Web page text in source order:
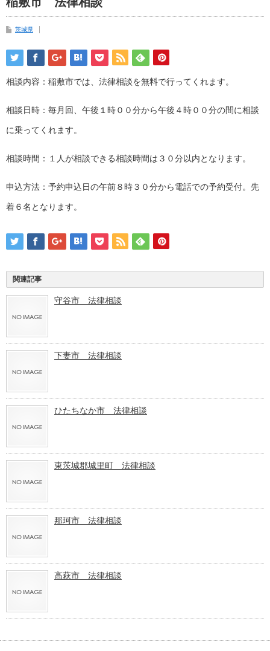
茨城県
相談内容：稲敷市では、法律相談を無料で行ってくれます。
相談日時：毎月回、午後１時００分から午後４時００分の間に相談
に乗ってくれます。
相談時間：１人が相談できる相談時間は３０分以内となります。
申込方法：予約申込日の午前８時３０分から電話での予約受付。先
着６名となります。
関連記事
守谷市 法律相談
下妻市 法律相談
ひたちなか市 法律相談
東茨城郡城里町 法律相談
那珂市 法律相談
高萩市 法律相談